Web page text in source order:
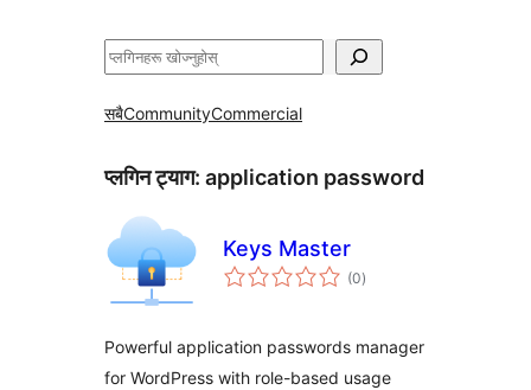
खोज्नुहोस्
सबैCommunityCommercial
प्लगिन ट्याग: application password
Keys Master
(0कुल
रेटिङ्गहरू
)
Powerful application passwords manager
for WordPress with role-based usage